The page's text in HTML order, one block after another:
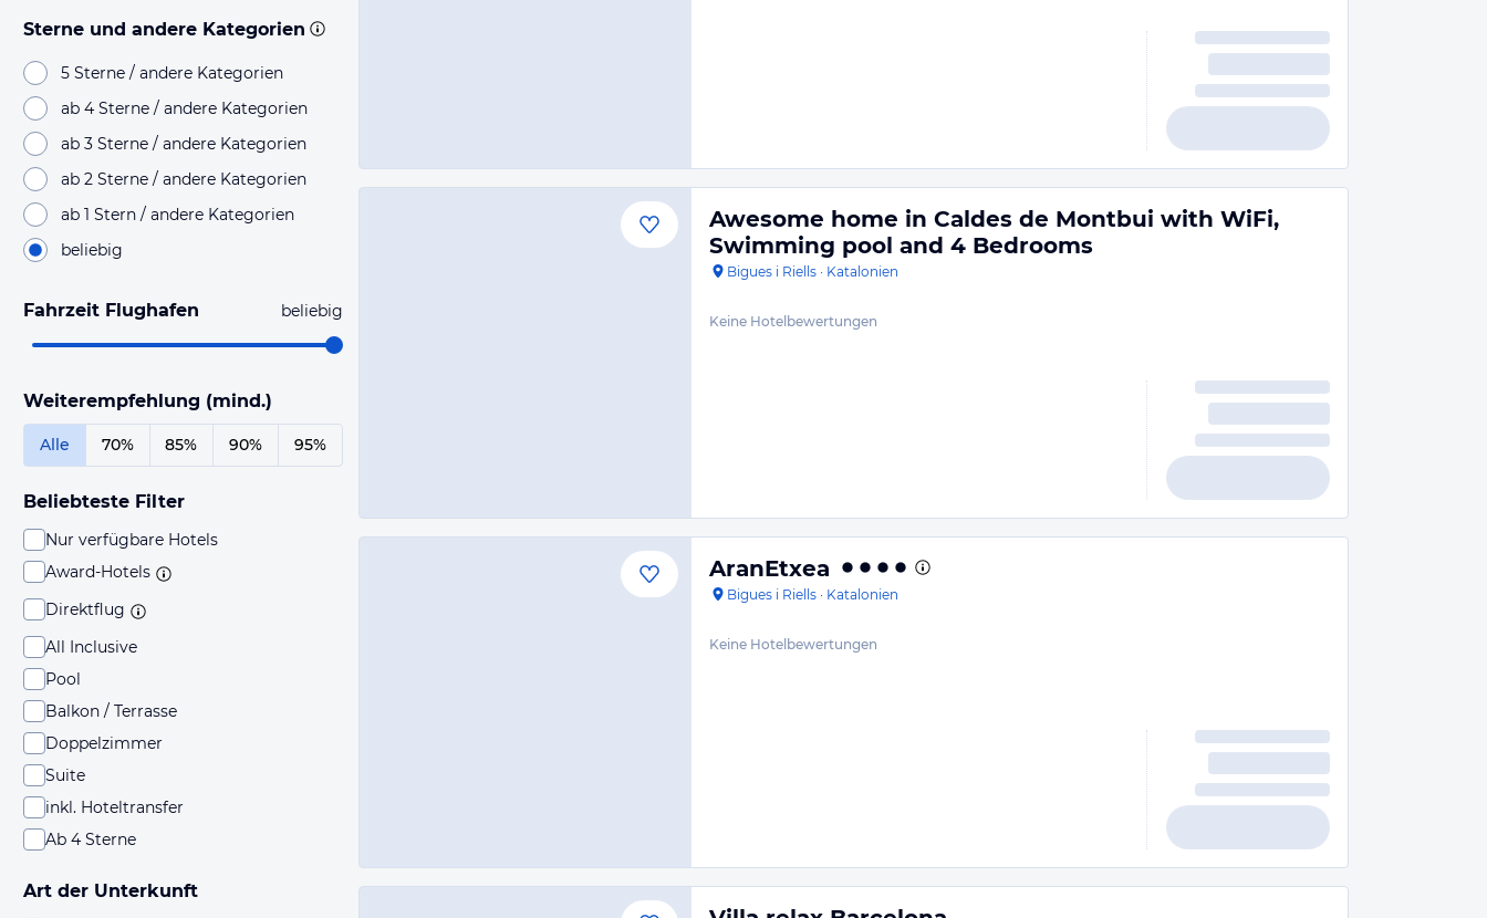
Sterne und andere Kategorien
5 Sterne / andere Kategorien
ab 4 Sterne / andere Kategorien
ab 3 Sterne / andere Kategorien
ab 2 Sterne / andere Kategorien
ab 1 Stern / andere Kategorien
beliebig
Fahrzeit Flughafen beliebig
Weiterempfehlung (mind.)
Alle 70% 85% 90% 95%
Beliebteste Filter
Nur verfügbare Hotels
Award-Hotels
Direktflug
All Inclusive
Pool
Balkon / Terrasse
Doppelzimmer
Suite
inkl. Hoteltransfer
Ab 4 Sterne
Art der Unterkunft
Awesome home in Caldes de Montbui with WiFi,
Swimming pool and 4 Bedrooms
Bigues i Riells · Katalonien
Keine Hotelbewertungen
AranEtxea
Bigues i Riells · Katalonien
Keine Hotelbewertungen